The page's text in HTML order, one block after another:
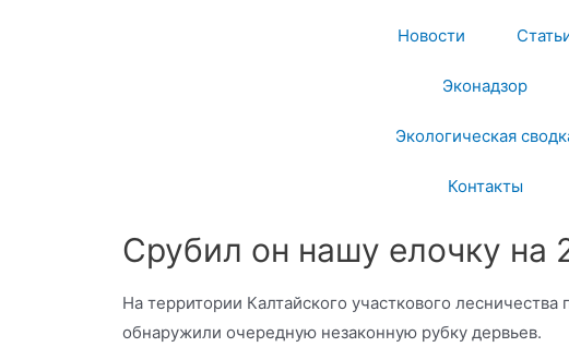
Новости
Эконадзор
Экологическая
Контакты
Срубил он нашу елочку на
На территории Калтайского участкового лесничества
обнаружили очередную незаконную рубку дервьев.